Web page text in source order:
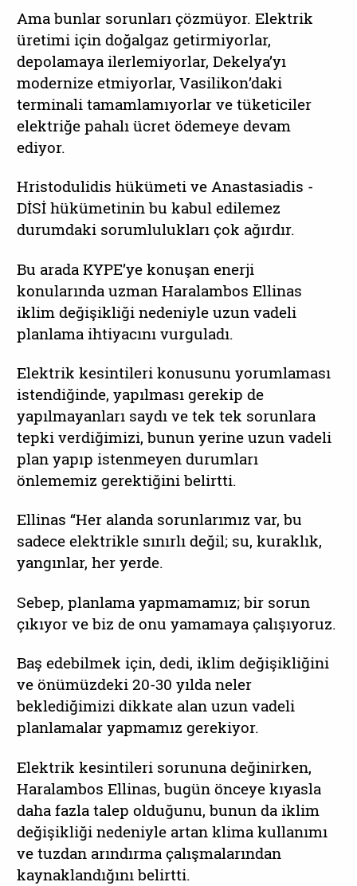
Ama bunlar sorunları çözmüyor. Elektrik
üretimi için doğalgaz getirmiyorlar,
depolamaya ilerlemiyorlar, Dekelya’yı
modernize etmiyorlar, Vasilikon’daki
terminali tamamlamıyorlar ve tüketiciler
elektriğe pahalı ücret ödemeye devam
ediyor.
Hristodulidis hükümeti ve Anastasiadis -
DİSİ hükümetinin bu kabul edilemez
durumdaki sorumlulukları çok ağırdır.
Bu arada KYPE’ye konuşan enerji
konularında uzman Haralambos Ellinas
iklim değişikliği nedeniyle uzun vadeli
planlama ihtiyacını vurguladı.
Elektrik kesintileri konusunu yorumlaması
istendiğinde, yapılması gerekip de
yapılmayanları saydı ve tek tek sorunlara
tepki verdiğimizi, bunun yerine uzun vadeli
plan yapıp istenmeyen durumları
önlememiz gerektiğini belirtti.
Ellinas “Her alanda sorunlarımız var, bu
sadece elektrikle sınırlı değil; su, kuraklık,
yangınlar, her yerde.
Sebep, planlama yapmamamız; bir sorun
çıkıyor ve biz de onu yamamaya çalışıyoruz.
Baş edebilmek için, dedi, iklim değişikliğini
ve önümüzdeki 20-30 yılda neler
beklediğimizi dikkate alan uzun vadeli
planlamalar yapmamız gerekiyor.
Elektrik kesintileri sorununa değinirken,
Haralambos Ellinas, bugün önceye kıyasla
daha fazla talep olduğunu, bunun da iklim
değişikliği nedeniyle artan klima kullanımı
ve tuzdan arındırma çalışmalarından
kaynaklandığını belirtti.